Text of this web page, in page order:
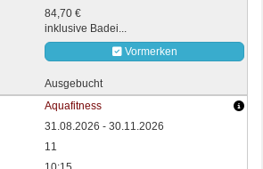
84,70 €
inklusive Badei...
Vormerken
Ausgebucht
Aquafitness
31.08.2026 - 30.11.2026
11